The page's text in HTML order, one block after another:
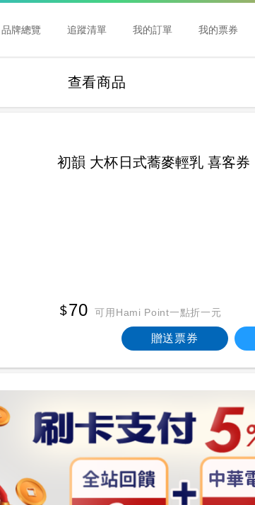
品牌總覽 追蹤清單 我的訂單 我的票券
查看商品
初韻 大杯日式蕎麥輕乳 喜客券
70 可用Hami Point一點折一元
贈送票券